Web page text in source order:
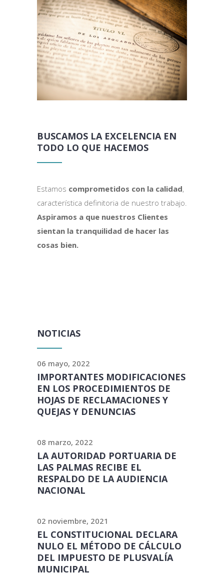
BUSCAMOS LA EXCELENCIA EN
TODO LO QUE HACEMOS
Estamos comprometidos con la calidad,
característica definitoria de nuestro trabajo.
Aspiramos a que nuestros Clientes
sientan la tranquilidad de hacer las
cosas bien.
NOTICIAS
06 mayo, 2022
IMPORTANTES MODIFICACIONES
EN LOS PROCEDIMIENTOS DE
HOJAS DE RECLAMACIONES Y
QUEJAS Y DENUNCIAS
08 marzo, 2022
LA AUTORIDAD PORTUARIA DE
LAS PALMAS RECIBE EL
RESPALDO DE LA AUDIENCIA
NACIONAL
02 noviembre, 2021
EL CONSTITUCIONAL DECLARA
NULO EL MÉTODO DE CÁLCULO
DEL IMPUESTO DE PLUSVALÍA
MUNICIPAL